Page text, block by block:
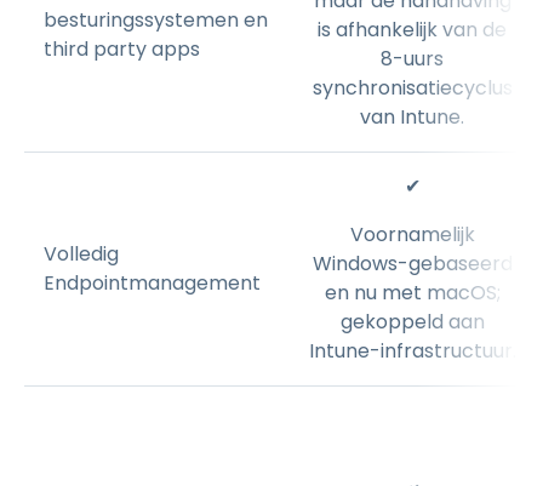
besturingssystemen en
third party apps
is afhankelijk van de
8-uurs
synchronisatiecyclus
van Intune.
Volledig
Endpointmanagement
✔
Voornamelijk
Windows-gebaseerd
en nu met macOS;
gekoppeld aan
Intune-infrastructuur.